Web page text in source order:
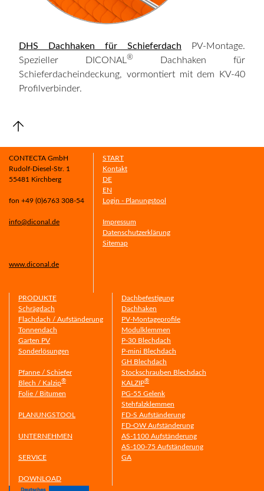
DHS Dachhaken für Schieferdach PV-Montage.
Spezieller DICONAL ®
Dachhaken für
Schieferdacheindeckung, vormontiert mit dem KV-40
Profilverbinder.
CONTECTA GmbH
Rudolf-Diesel-Str. 1
55481 Kirchberg
fon +49 (0)6763 308-54
info@diconal.de
www.diconal.de
START
Kontakt
DE
EN
Login - Planungstool
Impressum
Datenschutzerklärung
Sitemap
PRODUKTE
Schrägdach
Flachdach / Aufständerung
Tonnendach
Garten PV
Sonderlösungen
Pfanne / Schiefer
Blech / Kalzip®
Folie / Bitumen
PLANUNGSTOOL
UNTERNEHMEN
SERVICE
DOWNLOAD
Dachbefestigung
Dachhaken
PV-Montageprofile
Modulklemmen
P-30 Blechdach
P-mini Blechdach
GH Blechdach
Stockschrauben Blechdach
KALZIP®
PG-55 Gelenk
Stehfalzklemmen
FD-S Aufständerung
FD-OW Aufständerung
AS-1100 Aufständerung
AS-100-75 Aufständerung
GA